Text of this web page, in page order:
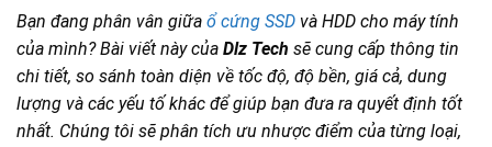
Bạn đang phân vân giữa ổ cứng SSD và HDD cho máy tính
của mình? Bài viết này của Dlz Tech sẽ cung cấp thông tin
chi tiết, so sánh toàn diện về tốc độ, độ bền, giá cả, dung
lượng và các yếu tố khác để giúp bạn đưa ra quyết định tốt
nhất. Chúng tôi sẽ phân tích ưu nhược điểm của từng loại,